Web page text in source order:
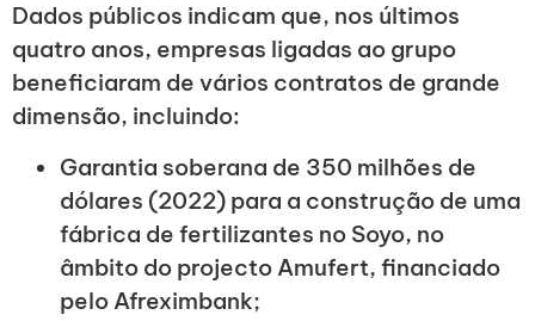
Dados públicos indicam que, nos últimos
quatro anos, empresas ligadas ao grupo
beneficiaram de vários contratos de grande
dimensão, incluindo:
Garantia soberana de 350 milhões de
dólares (2022) para a construção de uma
fábrica de fertilizantes no Soyo, no
âmbito do projecto Amufert, financiado
pelo Afreximbank;